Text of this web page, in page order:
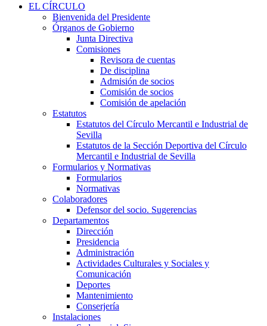
EL CÍRCULO
Bienvenida del Presidente
Órganos de Gobierno
Junta Directiva
Comisiones
Revisora de cuentas
De disciplina
Admisión de socios
Comisión de socios
Comisión de apelación
Estatutos
Estatutos del Círculo Mercantil e Industrial de
Sevilla
Estatutos de la Sección Deportiva del Círculo
Mercantil e Industrial de Sevilla
Formularios y Normativas
Formularios
Normativas
Colaboradores
Defensor del socio. Sugerencias
Departamentos
Dirección
Presidencia
Administración
Actividades Culturales y Sociales y
Comunicación
Deportes
Mantenimiento
Conserjería
Instalaciones